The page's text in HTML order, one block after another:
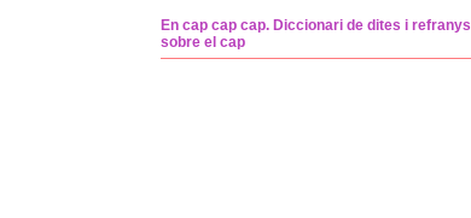
En cap cap cap. Diccionari de dites i refranys
sobre el cap